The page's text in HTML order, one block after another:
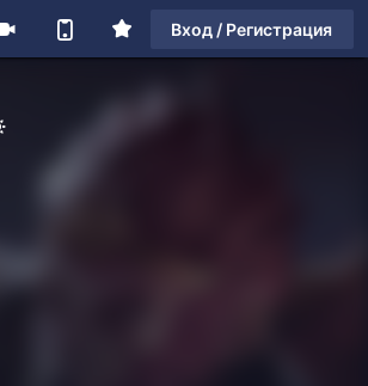
Вход / Регистрация